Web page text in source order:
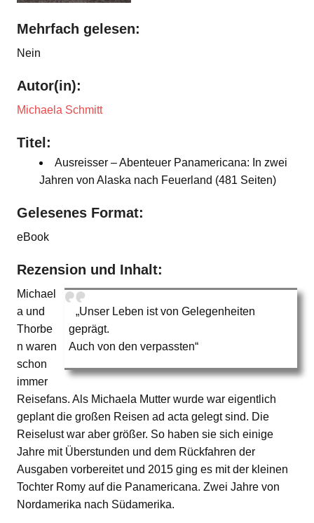
Mehrfach gelesen:
Nein
Autor(in):
Michaela Schmitt
Titel:
Ausreisser – Abenteuer Panamericana: In zwei
Jahren von Alaska nach Feuerland (481 Seiten)
Gelesenes Format:
eBook
Rezension und Inhalt:
„Unser Leben ist von Gelegenheiten
geprägt.
Auch von den verpassten“
Michael
a und
Thorbe
n waren
schon
immer
Reisefans. Als Michaela Mutter wurde war eigentlich
geplant die großen Reisen ad acta gelegt sind. Die
Reiselust war aber größer. So haben sie sich einige
Jahre mit Überstunden und dem Rückfahren der
Ausgaben vorbereitet und 2015 ging es mit der kleinen
Tochter Romy auf die Panamericana. Zwei Jahre von
Nordamerika nach Südamerika.